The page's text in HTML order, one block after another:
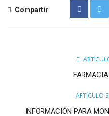
Compartir
FARMACIA
ARTÍCULO
INFORMACIÓN PARA